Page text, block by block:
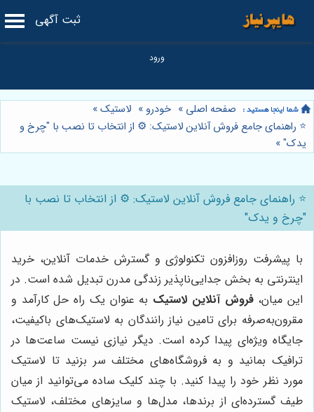
ثبت آگهی
صفحه اصلی » خودرو » لاستیک»
⭐️ راهنمای جامع فروش آنلاین لاستیک: ⚙️ از انتخاب تا نصب با "چرخ و
یدک"»
⭐️ راهنمای جامع فروش آنلاین لاستیک: ⚙️ از انتخاب تا نصب با
"چرخ و یدک"
با پیشرفت روزافزون تکنولوژی و گسترش خدمات آنلاین، خرید
اینترنتی به بخش جدایی‌ناپذیر زندگی مدرن تبدیل شده است. در
این میان،فروش آنلاین لاستیک به عنوان یک راه حل کارآمد و
مقرون‌به‌صرفه برای تامین نیاز رانندگان به لاستیک‌های باکیفیت،
جایگاه ویژه‌ای پیدا کرده است. دیگر نیازی نیست ساعت‌ها در
ترافیک بمانید و به فروشگاه‌های مختلف سر بزنید تا لاستیک
مورد نظر خود را پیدا کنید. با چند کلیک ساده می‌توانید از میان
طیف گسترده‌ای از برندها، مدل‌ها و سایزهای مختلف، لاستیک